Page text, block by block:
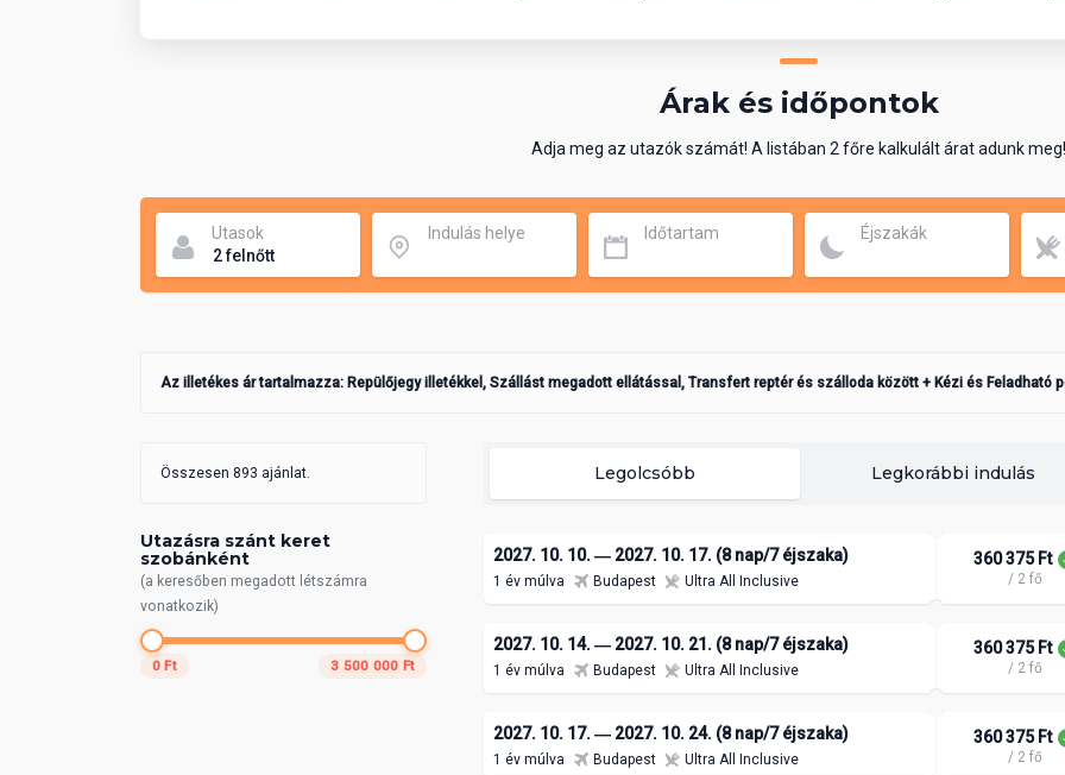
Árak és időpontok
Adja meg az utazók számát! A listában 2 főre kalkulált árat adunk meg!
Utasok Indulás helye Időtartam Éjszakák
Az illetékes ár tartalmazza: Repülőjegy illetékkel, Szállást megadott ellátással, Transfert reptér és szálloda között + Kézi és Feladható
Összesen 893 ajánlat.
Utazásra szánt keret
szobánként
(a keresőben megadott létszámra
vonatkozik)
0 Ft 3 500 000 Ft
Legolcsóbb Legkorábbi indulás
2027. 10. 10. ― 2027. 10. 17. (8 nap/7 éjszaka)
1 év múlva Budapest Ultra All Inclusive
360 375 Ft
/ 2 fő
2027. 10. 14. ― 2027. 10. 21. (8 nap/7 éjszaka)
1 év múlva Budapest Ultra All Inclusive
360 375 Ft
/ 2 fő
2027. 10. 17. ― 2027. 10. 24. (8 nap/7 éjszaka)
1 év múlva Budapest Ultra All Inclusive
360 375 Ft
/ 2 fő